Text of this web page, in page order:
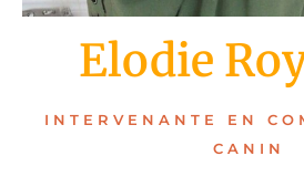
Elodie
INTERVENANTE EN
CANIN